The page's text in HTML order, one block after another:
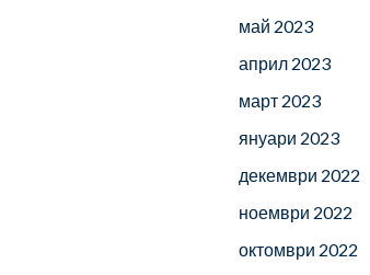
май 2023
април 2023
март 2023
януари 2023
декември 2022
ноември 2022
октомври 2022